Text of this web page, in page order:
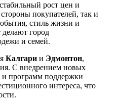
рост цен и
покупателей, так и
стиль жизни и
делают город
и семей.
Калгари и Эдмонтон,
С внедрением новых
программ поддержки
интереса, что